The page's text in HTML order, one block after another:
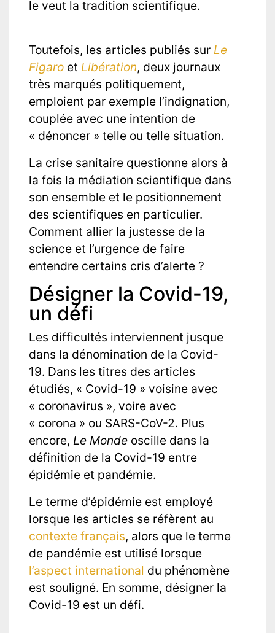
le veut la tradition scientifique.
Toutefois, les articles publiés sur Le
Figaro et Libération, deux journaux
très marqués politiquement,
emploient par exemple l’indignation,
couplée avec une intention de
« dénoncer » telle ou telle situation.
La crise sanitaire questionne alors à
la fois la médiation scientifique dans
son ensemble et le positionnement
des scientifiques en particulier.
Comment allier la justesse de la
science et l’urgence de faire
entendre certains cris d’alerte ?
Désigner la Covid-19,
un défi
Les difficultés interviennent jusque
dans la dénomination de la Covid-
19. Dans les titres des articles
étudiés, « Covid-19 » voisine avec
« coronavirus », voire avec
« corona » ou SARS-CoV-2. Plus
encore, Le Monde oscille dans la
définition de la Covid-19 entre
épidémie et pandémie.
Le terme d’épidémie est employé
lorsque les articles se réfèrent au
contexte français, alors que le terme
de pandémie est utilisé lorsque
l’aspect international du phénomène
est souligné. En somme, désigner la
Covid-19 est un défi.